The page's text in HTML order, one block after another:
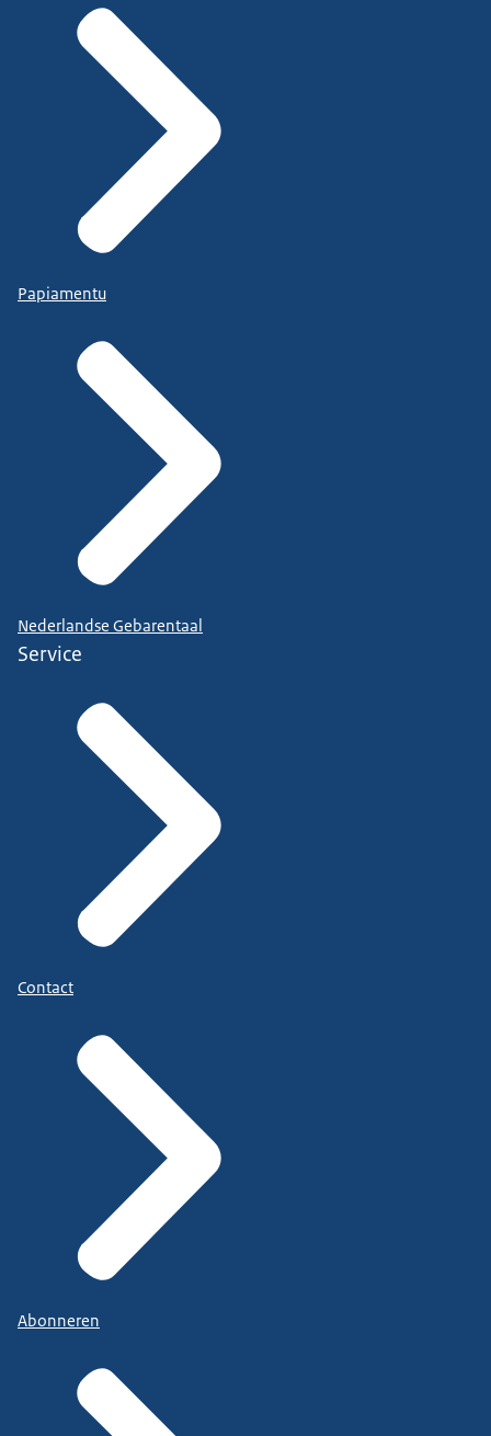
Papiamentu
Nederlandse Gebarentaal
Service
Contact
Abonneren